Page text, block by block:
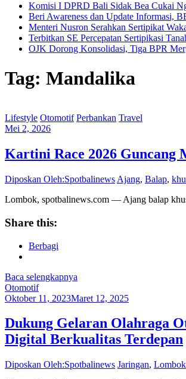
Komisi I DPRD Bali Sidak Bea Cukai
Beri Awareness dan Update Informasi,
Menteri Nusron Serahkan Sertipikat
Terbitkan SE Percepatan Sertipikasi
OJK Dorong Konsolidasi, Tiga BPR
Tag: Mandalika
Lifestyle Otomotif Perbankan Travel
Mei 2, 2026
Kartini Race 2026
Diposkan Oleh:Spotbalinews Ajang, Balap,
Lombok, spotbalinews.com — Ajang balap
Share this:
Berbagi
Baca selengkapnya
Otomotif
Oktober 11, 2023Maret 12, 2025
Dukung Gelaran Olahraga
Digital Berkualitas Terdepan
Diposkan Oleh:Spotbalinews Jaringan, Lombok